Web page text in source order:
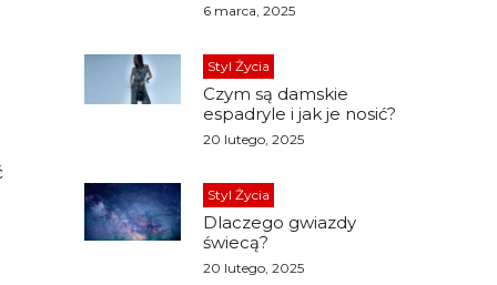
6 marca, 2025
Styl Życia
Czym są damskie
espadryle i jak je nosić?
20 lutego, 2025
Styl Życia
Dlaczego gwiazdy
świecą?
20 lutego, 2025